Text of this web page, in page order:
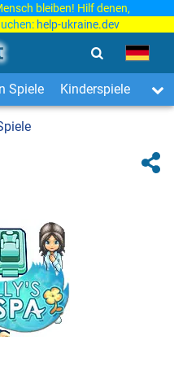
bleiben! Hilf denen,
help-ukraine.dev
Spiele Kinderspiele 3-